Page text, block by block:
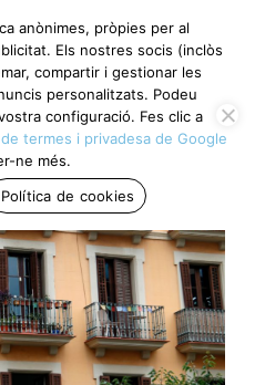
anònimes, pròpies per al
Els nostres socis (inclòs
compartir i gestionar les
personalitzats. Podeu
configuració. Fes clic a
termes i privadesa de Google
ne més.
Política de cookies